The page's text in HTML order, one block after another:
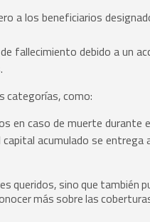
a los beneficiarios
fallecimiento debido a un
categorías, como:
en caso de muerte durante
acumulado se entrega
queridos, sino que también
más sobre las